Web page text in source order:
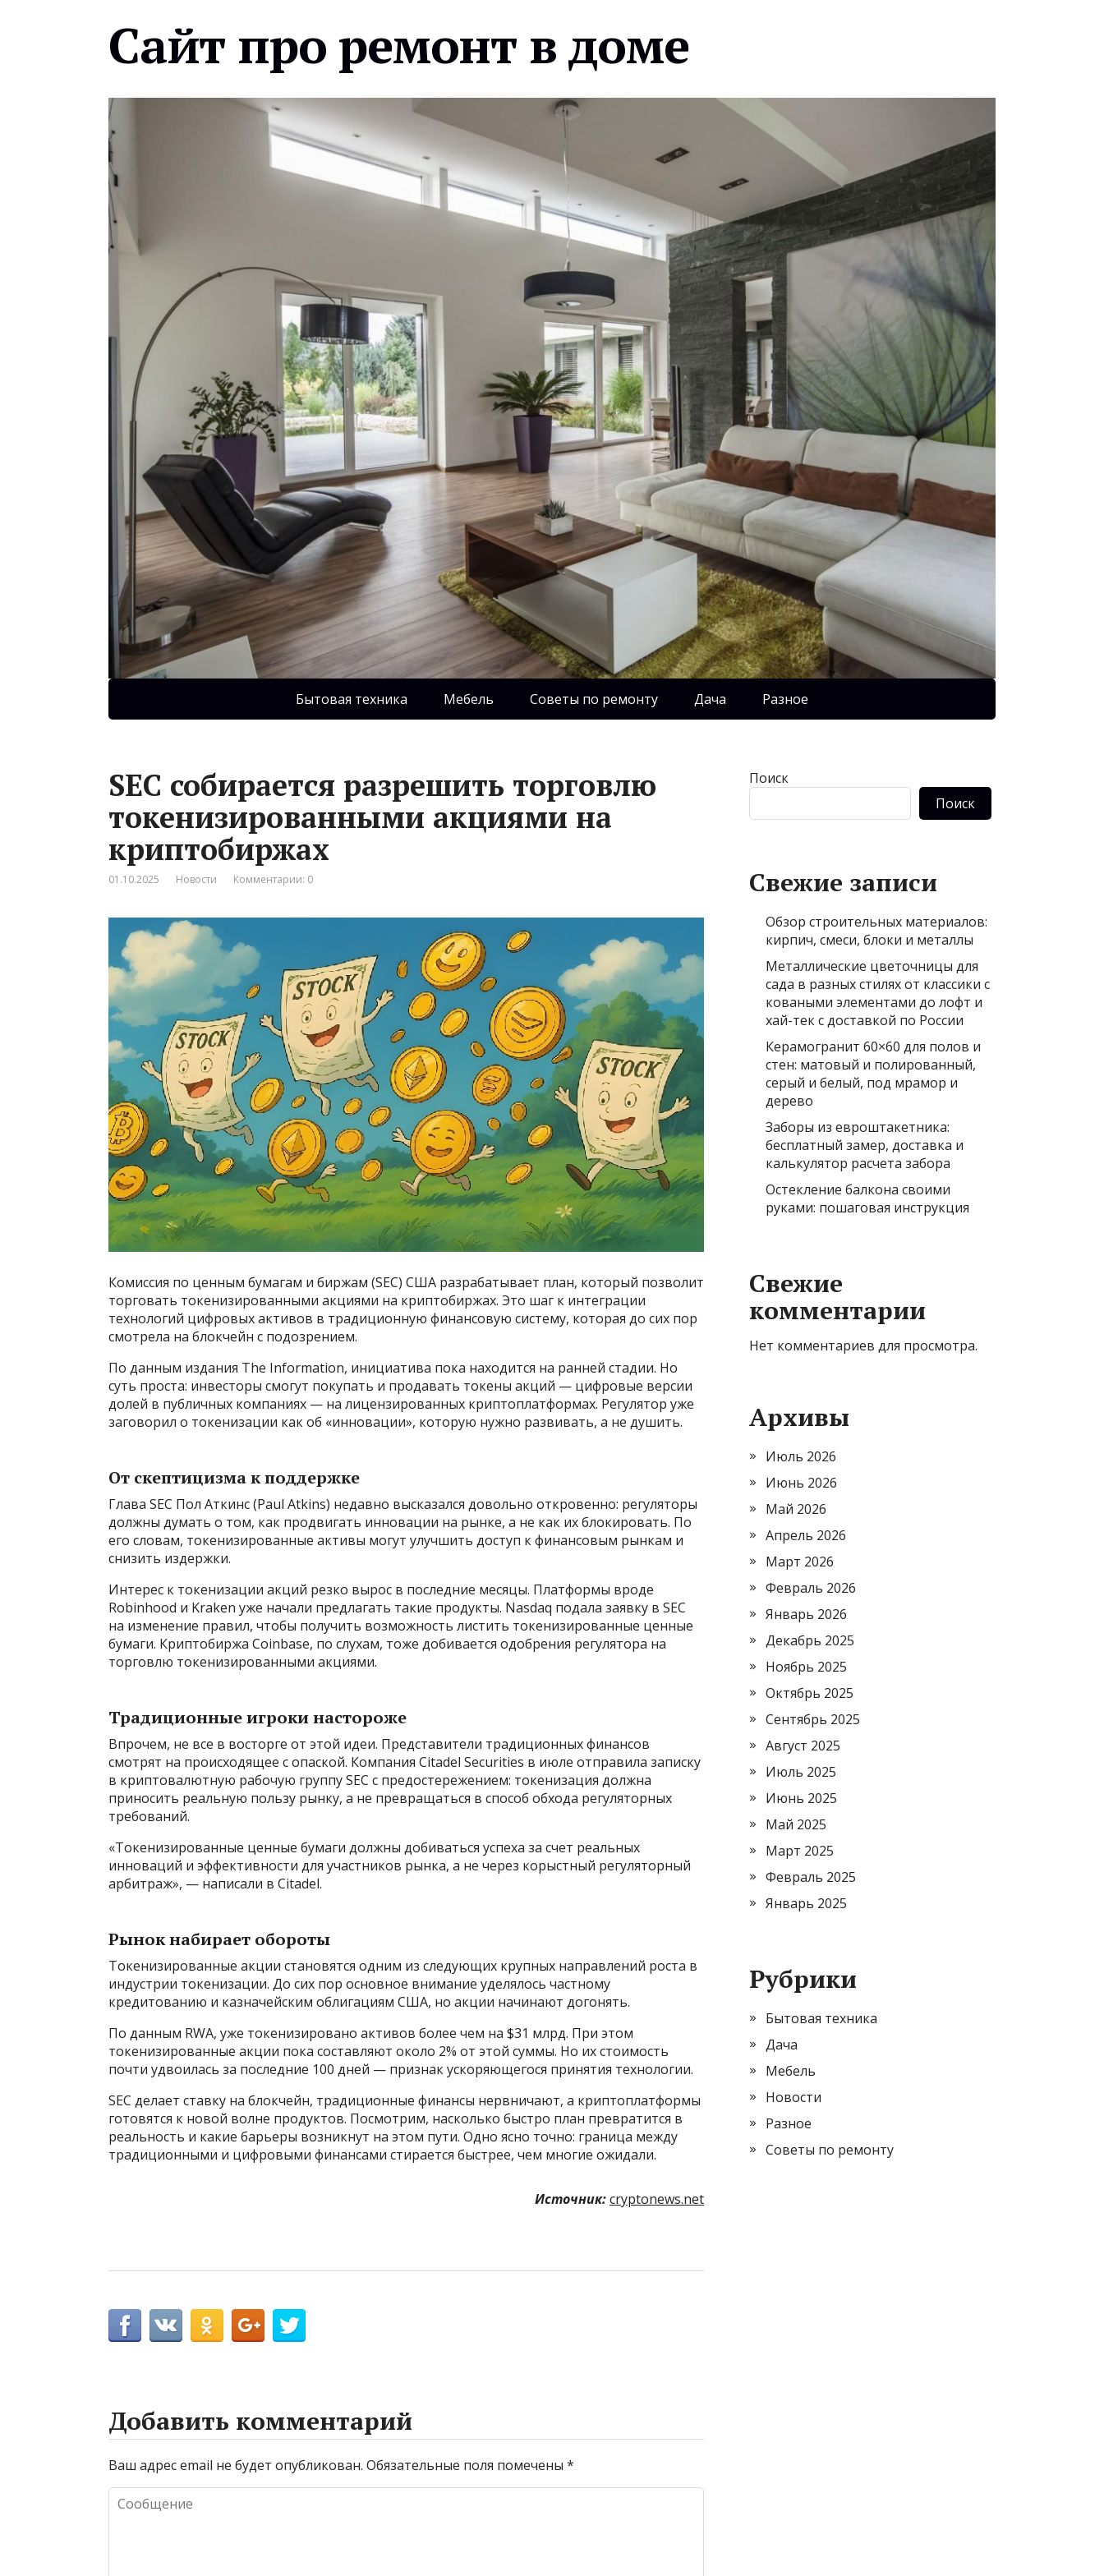
Сайт про ремонт в доме
Бытовая техника Мебель Советы по ремонту Дача Разное
SEC собирается разрешить торговлю
токенизированными акциями на
криптобиржах
01.10.2025 Новости Комментарии: 0
Комиссия по ценным бумагам и биржам (SEC) США разрабатывает план, который позволит
торговать токенизированными акциями на криптобиржах. Это шаг к интеграции
технологий цифровых активов в традиционную финансовую систему, которая до сих пор
смотрела на блокчейн с подозрением.
По данным издания The Information, инициатива пока находится на ранней стадии. Но
суть проста: инвесторы смогут покупать и продавать токены акций — цифровые версии
долей в публичных компаниях — на лицензированных криптоплатформах. Регулятор уже
заговорил о токенизации как об «инновации», которую нужно развивать, а не душить.
От скептицизма к поддержке
Глава SEC Пол Аткинс (Paul Atkins) недавно высказался довольно откровенно: регуляторы
должны думать о том, как продвигать инновации на рынке, а не как их блокировать. По
его словам, токенизированные активы могут улучшить доступ к финансовым рынкам и
снизить издержки.
Интерес к токенизации акций резко вырос в последние месяцы. Платформы вроде
Robinhood и Kraken уже начали предлагать такие продукты. Nasdaq подала заявку в SEC
на изменение правил, чтобы получить возможность листить токенизированные ценные
бумаги. Криптобиржа Coinbase, по слухам, тоже добивается одобрения регулятора на
торговлю токенизированными акциями.
Традиционные игроки настороже
Впрочем, не все в восторге от этой идеи. Представители традиционных финансов
смотрят на происходящее с опаской. Компания Citadel Securities в июле отправила записку
в криптовалютную рабочую группу SEC с предостережением: токенизация должна
приносить реальную пользу рынку, а не превращаться в способ обхода регуляторных
требований.
«Токенизированные ценные бумаги должны добиваться успеха за счет реальных
инноваций и эффективности для участников рынка, а не через корыстный регуляторный
арбитраж», — написали в Citadel.
Рынок набирает обороты
Токенизированные акции становятся одним из следующих крупных направлений роста в
индустрии токенизации. До сих пор основное внимание уделялось частному
кредитованию и казначейским облигациям США, но акции начинают догонять.
По данным RWA, уже токенизировано активов более чем на $31 млрд. При этом
токенизированные акции пока составляют около 2% от этой суммы. Но их стоимость
почти удвоилась за последние 100 дней — признак ускоряющегося принятия технологии.
SEC делает ставку на блокчейн, традиционные финансы нервничают, а криптоплатформы
готовятся к новой волне продуктов. Посмотрим, насколько быстро план превратится в
реальность и какие барьеры возникнут на этом пути. Одно ясно точно: граница между
традиционными и цифровыми финансами стирается быстрее, чем многие ожидали.
Источник:cryptonews.net
Добавить комментарий
Ваш адрес email не будет опубликован. Обязательные поля помечены *
Поиск
Поиск
Свежие записи
Обзор строительных материалов:
кирпич, смеси, блоки и металлы
Металлические цветочницы для
сада в разных стилях от классики с
коваными элементами до лофт и
хай-тек с доставкой по России
Керамогранит 60×60 для полов и
стен: матовый и полированный,
серый и белый, под мрамор и
дерево
Заборы из евроштакетника:
бесплатный замер, доставка и
калькулятор расчета забора
Остекление балкона своими
руками: пошаговая инструкция
Свежие
комментарии
Нет комментариев для просмотра.
Архивы
Июль 2026
Июнь 2026
Май 2026
Апрель 2026
Март 2026
Февраль 2026
Январь 2026
Декабрь 2025
Ноябрь 2025
Октябрь 2025
Сентябрь 2025
Август 2025
Июль 2025
Июнь 2025
Май 2025
Март 2025
Февраль 2025
Январь 2025
Рубрики
Бытовая техника
Дача
Мебель
Новости
Разное
Советы по ремонту